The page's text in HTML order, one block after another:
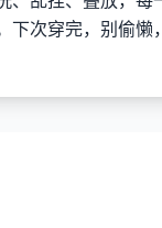
次穿完，别偷懒